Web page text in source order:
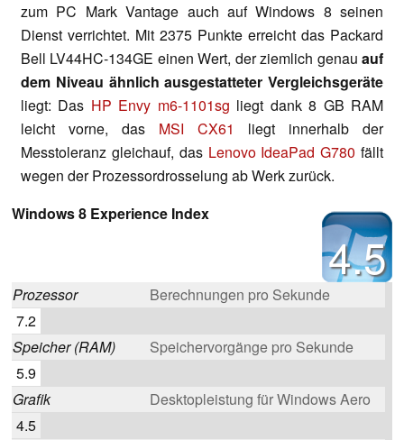
zum PC Mark Vantage auch auf Windows 8 seinen
Dienst verrichtet. Mit 2375 Punkte erreicht das Packard
Bell LV44HC-134GE einen Wert, der ziemlich genau auf
dem Niveau ähnlich ausgestatteter Vergleichsgeräte
liegt: Das HP Envy m6-1101sg liegt dank 8 GB RAM
leicht vorne, das MSI CX61
liegt innerhalb der
Messtoleranz gleichauf, das Lenovo IdeaPad G780 fällt
wegen der Prozessordrosselung ab Werk zurück.
4.5
Windows 8 Experience Index
Prozessor
Berechnungen pro Sekunde
7.2
Speicher (RAM)
Speichervorgänge pro Sekunde
5.9
Grafik
Desktopleistung für Windows Aero
4.5